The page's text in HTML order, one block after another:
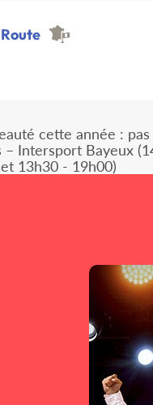
cette année :
Intersport Bayeux
13h30 - 19h00)